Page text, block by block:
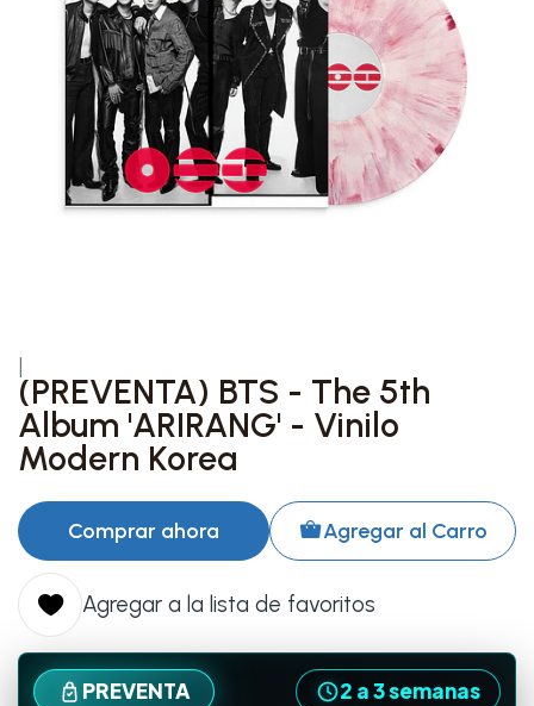
(PREVENTA) BTS - The 5th
Album 'ARIRANG' - Vinilo
Modern Korea
Agregar al Carro
Comprar ahora
Agregar a la lista de favoritos
PREVENTA 2 a 3 semanas